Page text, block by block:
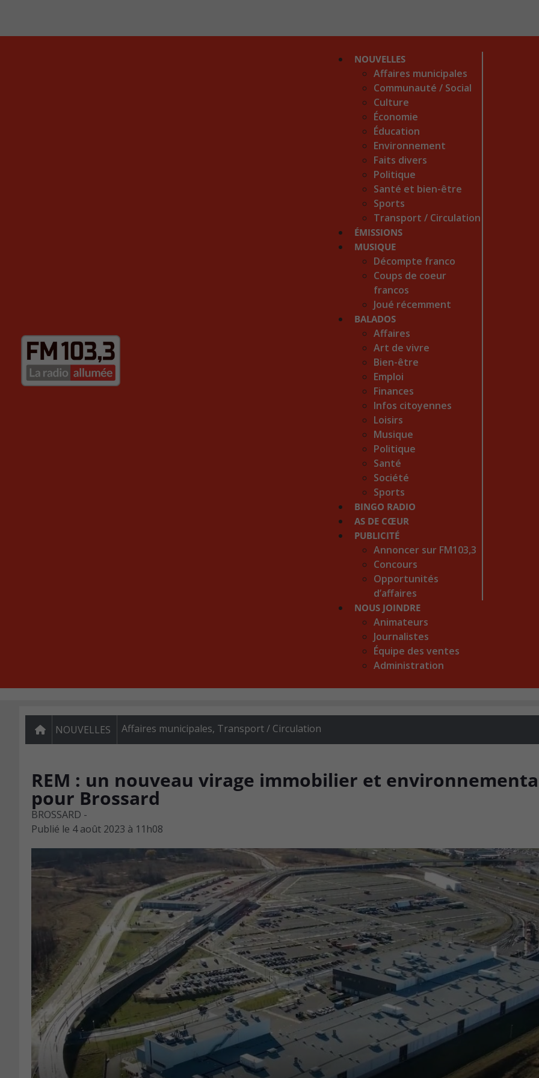
NOUVELLES
Affaires municipales
Communauté / Social
Culture
Économie
Éducation
Environnement
Faits divers
Politique
Santé et bien-être
Sports
Transport / Circulation
ÉMISSIONS
MUSIQUE
Décompte franco
Coups de coeur
francos
Joué récemment
BALADOS
Affaires
Art de vivre
Bien-être
Emploi
Finances
Infos citoyennes
Loisirs
Musique
Politique
Santé
Société
Sports
BINGO RADIO
AS DE CŒUR
PUBLICITÉ
Annoncer sur FM103,3
Concours
Opportunités
d’affaires
NOUS JOINDRE
Animateurs
Journalistes
Équipe des ventes
Administration
NOUVELLES Affaires municipales, Transport / Circulation
REM : un nouveau virage immobilier et
pour Brossard
BROSSARD -
Publié le 4 août 2023 à 11h08